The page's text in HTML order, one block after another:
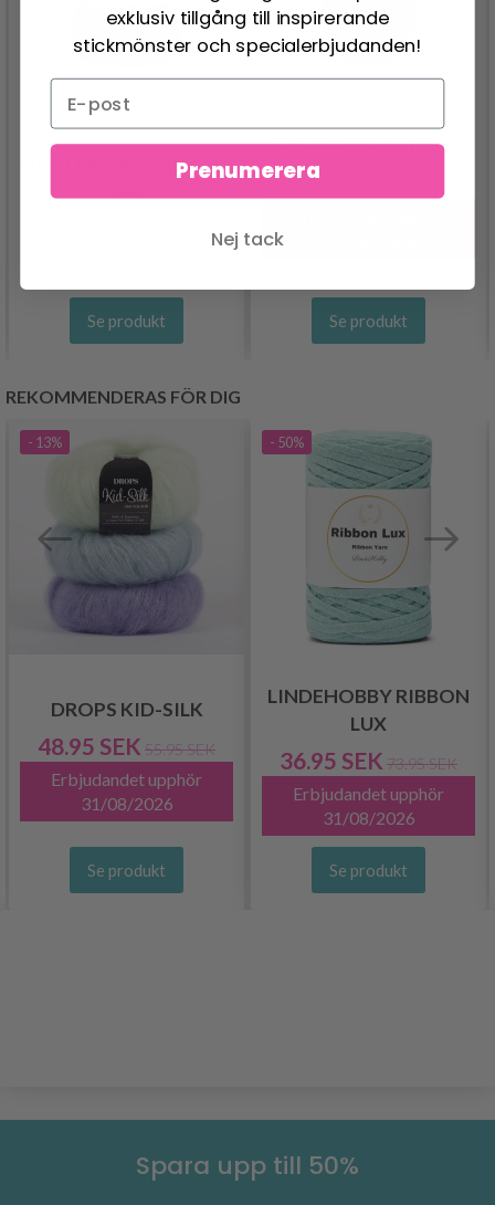
LINDEHOBBY COTTON
Se produkt
SCHEEPJES CATONA
24.95 SEK
Se produkt
REKOMMENDERAS FÖR DIG
- 13%
DROPS KID-SILK
48.95 SEK 55.95 SEK
Erbjudandet upphör
31/08/2026
Se produkt
- 50%
LINDEHOBBY RIBBON
LUX
36.95 SEK 73.95 SEK
Erbjudandet upphör
31/08/2026
Se produkt
Spara upp till 50%
exklusiv tillgång till inspirerande
stickmönster och specialerbjudanden!
Prenumerera
Nej tack